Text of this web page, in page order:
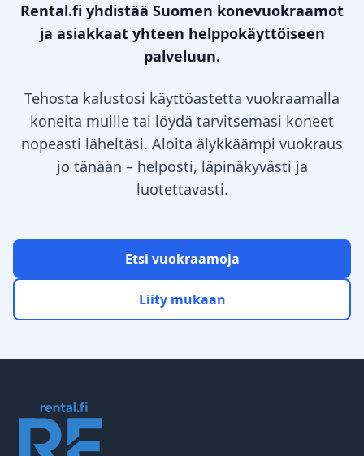
Rental.fi yhdistää Suomen konevuokraamot
ja asiakkaat yhteen helppokäyttöiseen
palveluun.
Tehosta kalustosi käyttöastetta vuokraamalla
koneita muille tai löydä tarvitsemasi koneet
nopeasti läheltäsi. Aloita älykkäämpi vuokraus
jo tänään – helposti, läpinäkyvästi ja
luotettavasti.
Etsi vuokraamoja
Liity mukaan